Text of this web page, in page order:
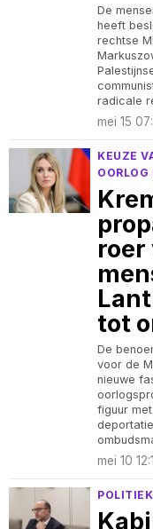
De
heeft
rechtse
radicale
mei 15
KEUZE
OORLOG
roer
tot
De
voor de
nieuwe
figuur
mei 10
POLITIEK